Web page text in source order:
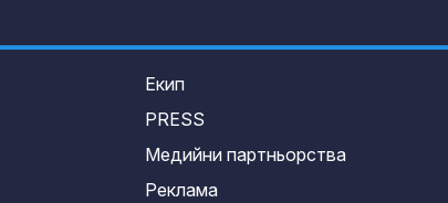
Екип
PRESS
Медийни партньорства
Реклама